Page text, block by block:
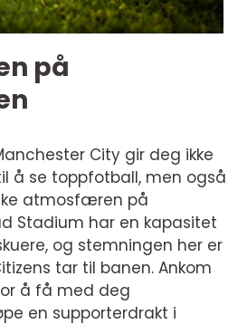
på
City gir deg ikke
å se toppfotball, men også
atmosfæren på
Stadium har en kapasitet
og stemningen her er
tar til banen. Ankom
å få med deg
en supporterdrakt i